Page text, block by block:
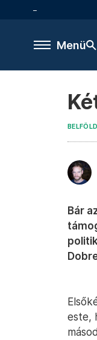
Menü
BELFÖLD
Bár
este,